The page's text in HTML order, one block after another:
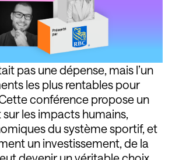
pas une dépense, mais l’un
les plus rentables pour
conférence propose un
les impacts humains,
du système sportif, et
un investissement, de la